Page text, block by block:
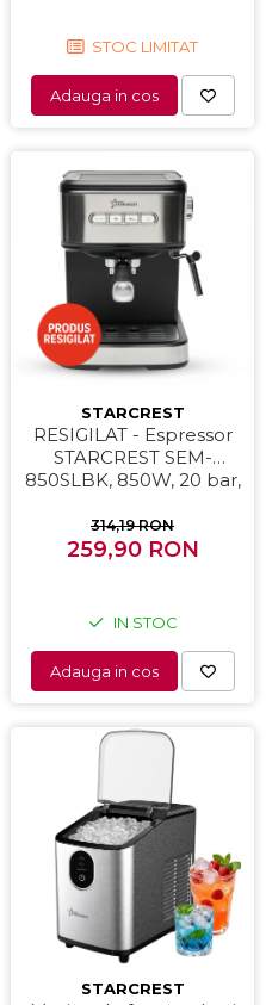
STOC LIMITAT
Adauga in cos
STARCREST
RESIGILAT - Espressor
STARCREST SEM-
850SLBK, 850W, 20 bar,
dispozitiv spumare, filtru
dublu din inox,
314,19 RON
259,90 RON
IN STOC
Adauga in cos
STARCREST